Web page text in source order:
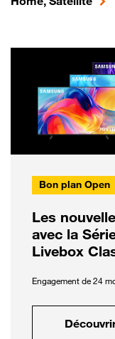
Bon plan Open
Les
avec la
Livebox
Engagement de 24